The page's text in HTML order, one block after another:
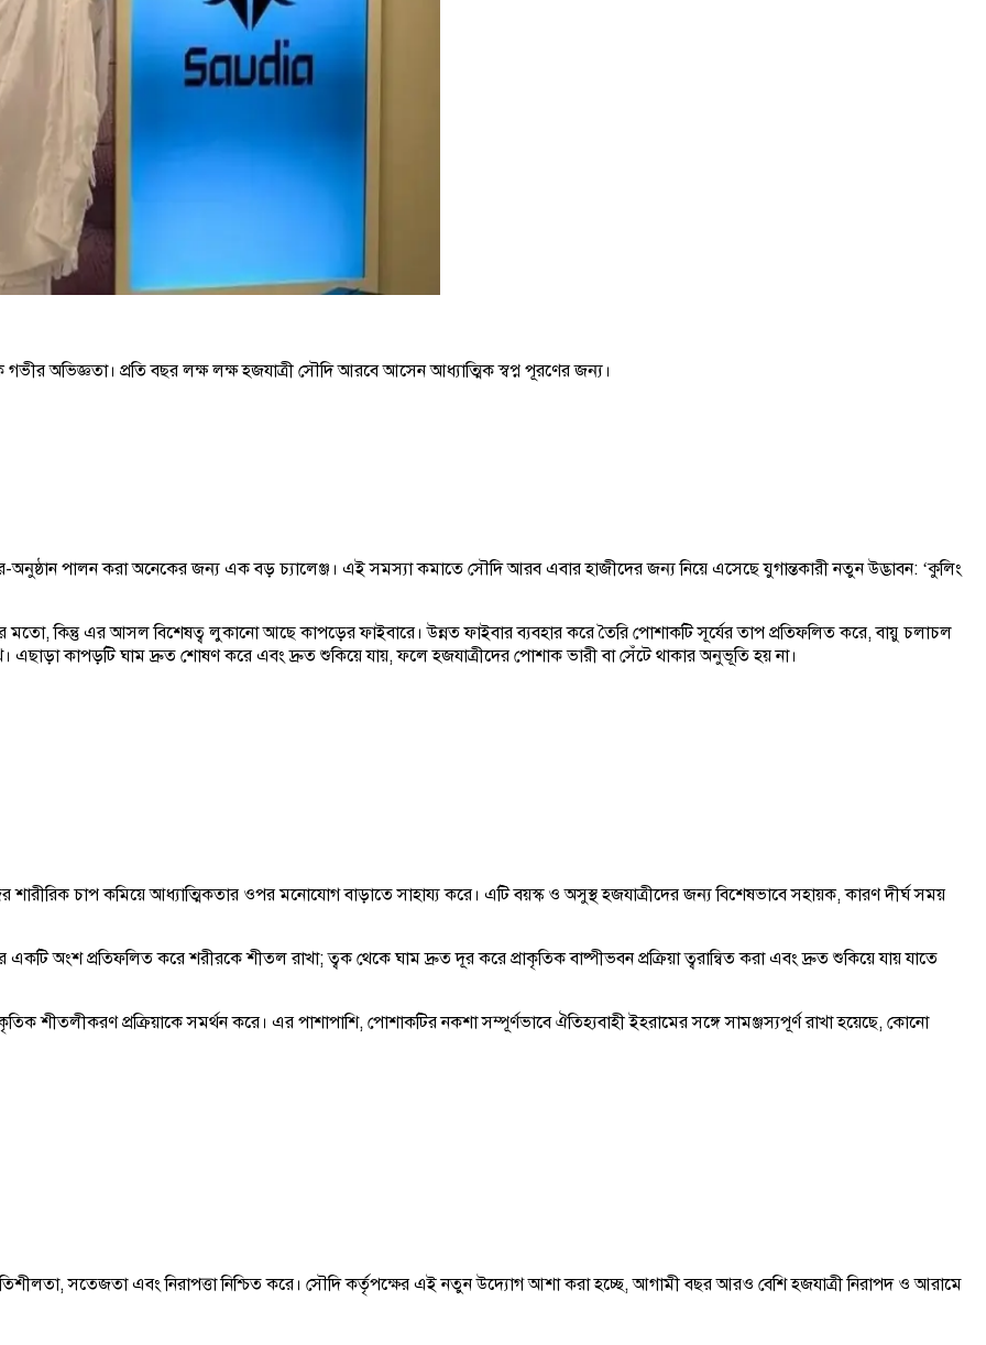
অভিজ্ঞতা। প্রতি বছর লক্ষ লক্ষ হজযাত্রী সৌদি আরবে আসেন আধ্যাত্মিক স্বপ্ন পূরণের জন্য।
অনুষ্ঠান পালন করা অনেকের জন্য এক বড় চ্যালেঞ্জ। এই সমস্যা কমাতে সৌদি আরব এবার হাজীদের জন্য নিয়ে এসেছে যুগান্তকারী নতুন উদ্ভাবন: ‘কুলিং
কিন্তু এর আসল বিশেষত্ব লুকানো আছে কাপড়ের ফাইবারে। উন্নত ফাইবার ব্যবহার করে তৈরি পোশাকটি সূর্যের তাপ প্রতিফলিত করে, বায়ু চলাচল
এছাড়া কাপড়টি ঘাম দ্রুত শোষণ করে এবং দ্রুত শুকিয়ে যায়, ফলে হজযাত্রীদের পোশাক ভারী বা সেঁটে থাকার অনুভূতি হয় না।
চাপ কমিয়ে আধ্যাত্মিকতার ওপর মনোযোগ বাড়াতে সাহায্য করে। এটি বয়স্ক ও অসুস্থ হজযাত্রীদের জন্য বিশেষভাবে সহায়ক, কারণ দীর্ঘ সময়
অংশ প্রতিফলিত করে শরীরকে শীতল রাখা; ত্বক থেকে ঘাম দ্রুত দূর করে প্রাকৃতিক বাষ্পীভবন প্রক্রিয়া ত্বরান্বিত করা এবং দ্রুত শুকিয়ে যায় যাতে
শীতলীকরণ প্রক্রিয়াকে সমর্থন করে। এর পাশাপাশি, পোশাকটির নকশা সম্পূর্ণভাবে ঐতিহ্যবাহী ইহরামের সঙ্গে সামঞ্জস্যপূর্ণ রাখা হয়েছে, কোনো
সতেজতা এবং নিরাপত্তা নিশ্চিত করে। সৌদি কর্তৃপক্ষের এই নতুন উদ্যোগ আশা করা হচ্ছে, আগামী বছর আরও বেশি হজযাত্রী নিরাপদ ও আরামে